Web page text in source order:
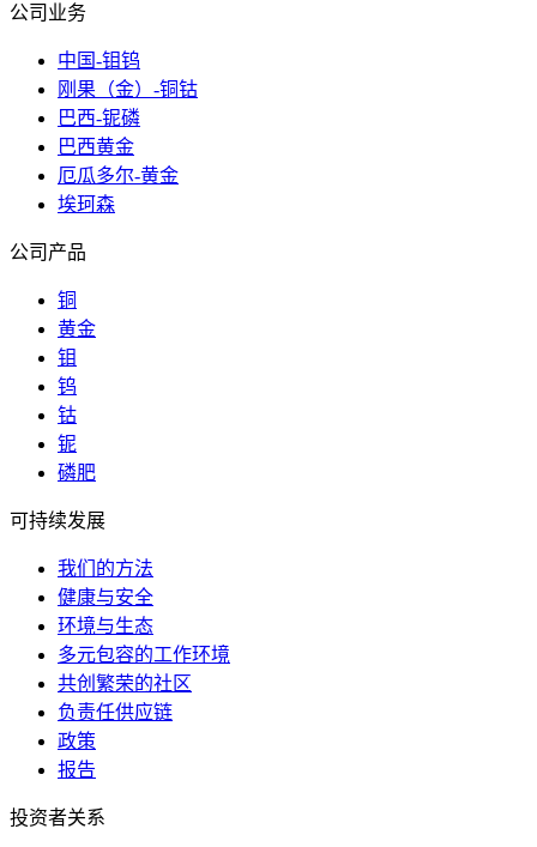
公司业务
中国-钼钨
刚果（金）-铜钴
巴西-铌磷
巴西黄金
厄瓜多尔-黄金
埃珂森
公司产品
铜
黄金
钼
钨
钴
铌
磷肥
可持续发展
我们的方法
健康与安全
环境与生态
多元包容的工作环境
共创繁荣的社区
负责任供应链
政策
报告
投资者关系